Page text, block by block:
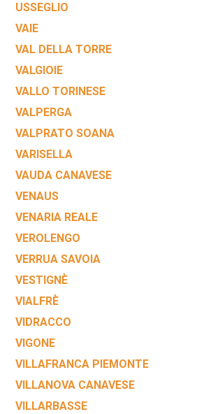
USSEGLIO
VAIE
VAL DELLA TORRE
VALGIOIE
VALLO TORINESE
VALPERGA
VALPRATO SOANA
VARISELLA
VAUDA CANAVESE
VENAUS
VENARIA REALE
VEROLENGO
VERRUA SAVOIA
VESTIGNÈ
VIALFRÈ
VIDRACCO
VIGONE
VILLAFRANCA PIEMONTE
VILLANOVA CANAVESE
VILLARBASSE